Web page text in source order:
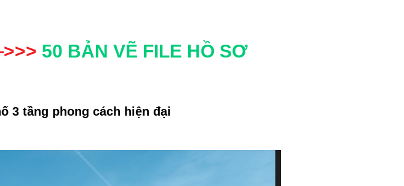
50 BẢN VẼ FILE HỒ SƠ
3 tầng phong cách hiện đại